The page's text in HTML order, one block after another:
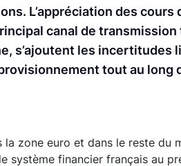
L’appréciation des cours
canal de
s’ajoutent les incertitudes
tout au long
zone euro et dans le reste du
système financier français au